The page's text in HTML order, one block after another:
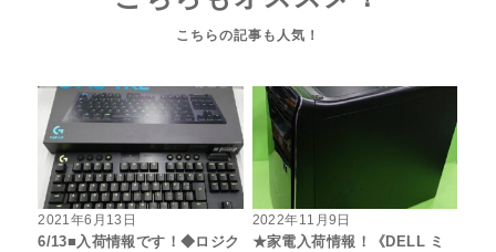
2021年6月13日
6/13■入荷情報です！◆ロジク
2022年11月9日
★家電入荷情報！《DELL ミ